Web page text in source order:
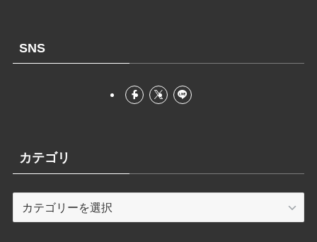
SNS
カテゴリ
テ